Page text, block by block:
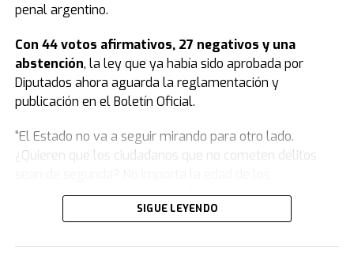
penal argentino.
Con 44 votos afirmativos, 27 negativos y una
abstención, la ley que ya había sido aprobada por
Diputados ahora aguarda la reglamentación y
publicación en el Boletín Oficial.
“El Estado no va a seguir mirando para otro lado.
¿Quieren que los ciudadanos que no cometen delitos
delincuentes, importa el delito”, comenzó Patricia
Y agregó: “Este modelo se agotó, nosotros venimos a
SIGUE LEYENDO